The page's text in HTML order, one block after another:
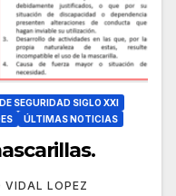
SEGURIDAD SIGLO XXI
ÚLTIMAS NOTICIAS
VIDAL LOPEZ